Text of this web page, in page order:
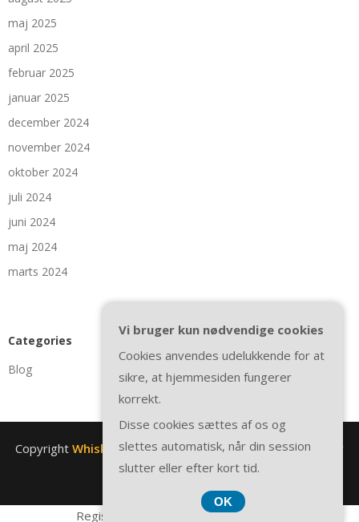
maj 2025
april 2025
februar 2025
januar 2025
december 2024
november 2024
oktober 2024
juli 2024
juni 2024
maj 2024
marts 2024
Categories
Blog
Copyright Whiskydirect.dk. All rights reserved.| Theme by
SuperbThemes
Registreringsnummer DK-3740 7739
Vi bruger kun nødvendige cookies
Cookies anvendes udelukkende for at
sikre, at hjemmesiden fungerer
korrekt.
Disse cookies sættes af os og
slettes automatisk, når din session
slutter eller efter kort tid.
OK